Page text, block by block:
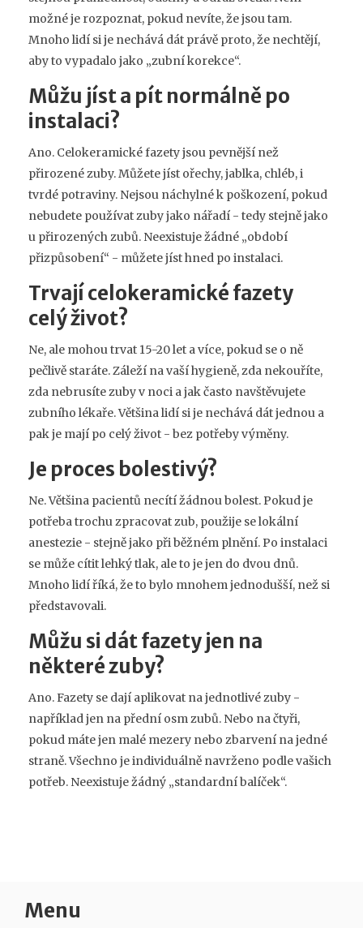
možné je rozpoznat, pokud nevíte, že jsou tam.
Mnoho lidí si je nechává dát právě proto, že nechtějí,
aby to vypadalo jako „zubní korekce“.
Můžu jíst a pít normálně po
instalaci?
Ano. Celokeramické fazety jsou pevnější než
přirozené zuby. Můžete jíst ořechy, jablka, chléb, i
tvrdé potraviny. Nejsou náchylné k poškození, pokud
nebudete používat zuby jako nářadí - tedy stejně jako
u přirozených zubů. Neexistuje žádné „období
přizpůsobení“ - můžete jíst hned po instalaci.
Trvají celokeramické fazety
celý život?
Ne, ale mohou trvat 15-20 let a více, pokud se o ně
pečlivě staráte. Záleží na vaší hygieně, zda nekouříte,
zda nebrusíte zuby v noci a jak často navštěvujete
zubního lékaře. Většina lidí si je nechává dát jednou a
pak je mají po celý život - bez potřeby výměny.
Je proces bolestivý?
Ne. Většina pacientů necítí žádnou bolest. Pokud je
potřeba trochu zpracovat zub, použije se lokální
anestezie - stejně jako při běžném plnění. Po instalaci
se může cítit lehký tlak, ale to je jen do dvou dnů.
Mnoho lidí říká, že to bylo mnohem jednodušší, než si
představovali.
Můžu si dát fazety jen na
některé zuby?
Ano. Fazety se dají aplikovat na jednotlivé zuby -
například jen na přední osm zubů. Nebo na čtyři,
pokud máte jen malé mezery nebo zbarvení na jedné
straně. Všechno je individuálně navrženo podle vašich
potřeb. Neexistuje žádný „standardní balíček“.
Menu